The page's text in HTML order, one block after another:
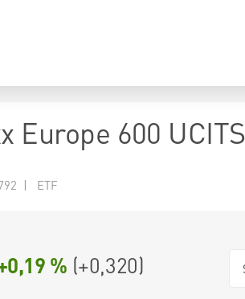
Europe 600 UCITS
| ETF
% (+0,320)